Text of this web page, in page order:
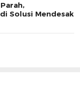
Solusi Mendesak